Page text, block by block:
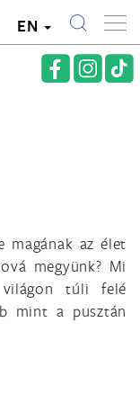
EN
magának az élet
megyünk? Mi
túli felé
mint a pusztán